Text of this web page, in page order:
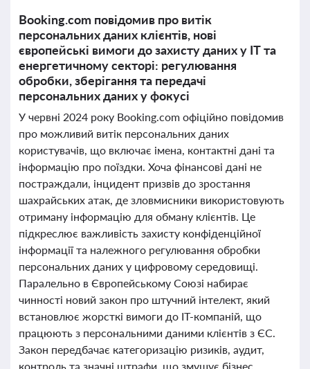
Booking.com повідомив про витік
персональних даних клієнтів, нові
європейські вимоги до захисту даних у ІТ та
енергетичному секторі: регулювання
обробки, зберігання та передачі
персональних даних у фокусі
У червні 2024 року Booking.com офіційно повідомив
про можливий витік персональних даних
користувачів, що включає імена, контактні дані та
інформацію про поїздки. Хоча фінансові дані не
постраждали, інцидент призвів до зростання
шахрайських атак, де зловмисники використовують
отриману інформацію для обману клієнтів. Це
підкреслює важливість захисту конфіденційної
інформації та належного регулювання обробки
персональних даних у цифровому середовищі.
Паралельно в Європейському Союзі набирає
чинності новий закон про штучний інтелект, який
встановлює жорсткі вимоги до ІТ-компаній, що
працюють з персональними даними клієнтів з ЄС.
Закон передбачає категоризацію ризиків, аудит,
контроль та значні штрафи, що змушує бізнес